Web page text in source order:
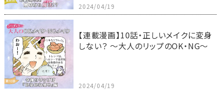
2024/04/19
【連載漫画】10話・正しいメイクに変身
しない？ ～大人のリップのOK・NG～
2024/04/19